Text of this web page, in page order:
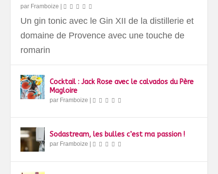
par Framboize
Un gin tonic avec le Gin XII de la distillerie et
domaine de Provence avec une touche de
romarin
Cocktail : Jack Rose avec le calvados du Père
Magloire
par Framboize
Sodastream, les bulles c’est ma passion !
par Framboize